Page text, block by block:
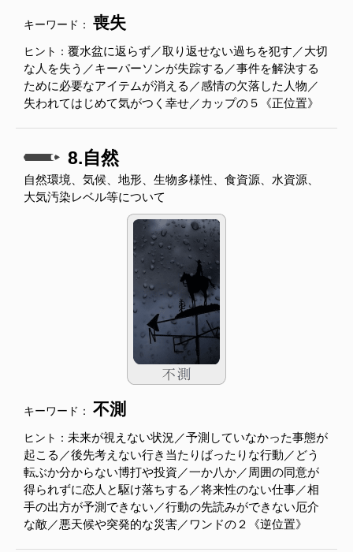
キーワード： 喪失
ヒント： 覆水盆に返らず／取り返せない過ちを犯す／大切
な人を失う／キーパーソンが失踪する／事件を解決する
ために必要なアイテムが消える／感情の欠落した人物／
失われてはじめて気がつく幸せ／カップの５《正位置》
8.自然
自然環境、気候、地形、生物多様性、食資源、水資源、
大気汚染レベル等について
キーワード： 不測
ヒント： 未来が視えない状況／予測していなかった事態が
起こる／後先考えない行き当たりばったりな行動／どう
転ぶか分からない博打や投資／一か八か／周囲の同意が
得られずに恋人と駆け落ちする／将来性のない仕事／相
手の出方が予測できない／行動の先読みができない厄介
な敵／悪天候や突発的な災害／ワンドの２《逆位置》